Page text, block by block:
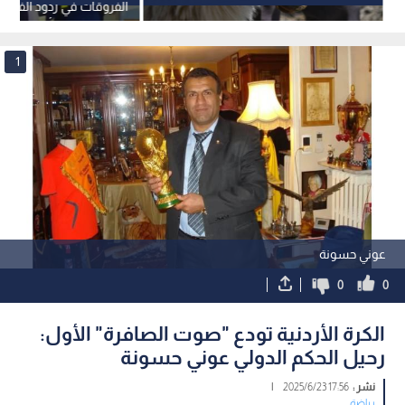
الفروقات في ردود
بين الرجل والمرأة
عوني حسونة
1
0
0
الكرة الأردنية تودع "صوت الصافرة" الأول:
رحيل الحكم الدولي عوني حسونة
نشر :17:56 2025/6/23
|